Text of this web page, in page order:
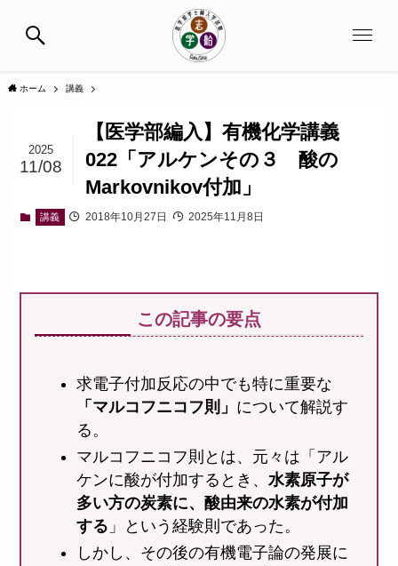
ホーム 講義
【医学部編入】有機化学講義
022「アルケンその３ 酸の
Markovnikov付加」
2025
11/08
講義 2018年10月27日 2025年11月8日
この記事の要点
求電子付加反応の中でも特に重要な
「マルコフニコフ則」 について解説す
る。
マルコフニコフ則とは、元々は「アル
ケンに酸が付加するとき、水素原子が
多い方の炭素に、酸由来の水素が付加
する 」という経験則であった。
しかし、その後の有機電子論の発展に